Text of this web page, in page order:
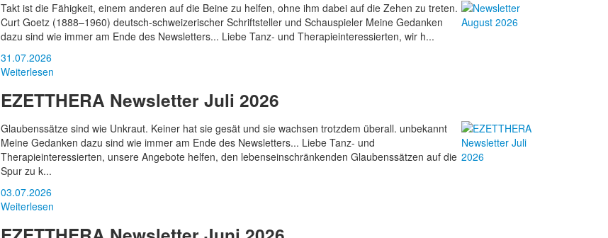
Takt ist die Fähigkeit, einem anderen auf die Beine zu helfen, ohne ihm dabei auf die Zehen zu treten.
Curt Goetz (1888–1960) deutsch-schweizerischer Schriftsteller und Schauspieler Meine Gedanken
dazu sind wie immer am Ende des Newsletters... Liebe Tanz- und Therapieinteressierten, wir h...
31.07.2026
Weiterlesen
EZETTHERA Newsletter Juli 2026
Glaubenssätze sind wie Unkraut. Keiner hat sie gesät und sie wachsen trotzdem überall. unbekannt
Meine Gedanken dazu sind wie immer am Ende des Newsletters... Liebe Tanz- und
Therapieinteressierten, unsere Angebote helfen, den lebenseinschränkenden Glaubenssätzen auf die
Spur zu k...
03.07.2026
Weiterlesen